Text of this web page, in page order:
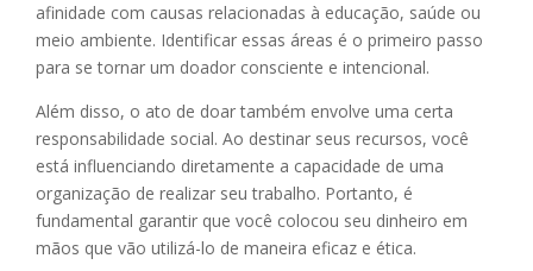
afinidade com causas relacionadas à educação, saúde ou
meio ambiente. Identificar essas áreas é o primeiro passo
para se tornar um doador consciente e intencional.
Além disso, o ato de doar também envolve uma certa
responsabilidade social. Ao destinar seus recursos, você
está influenciando diretamente a capacidade de uma
organização de realizar seu trabalho. Portanto, é
fundamental garantir que você colocou seu dinheiro em
mãos que vão utilizá-lo de maneira eficaz e ética.